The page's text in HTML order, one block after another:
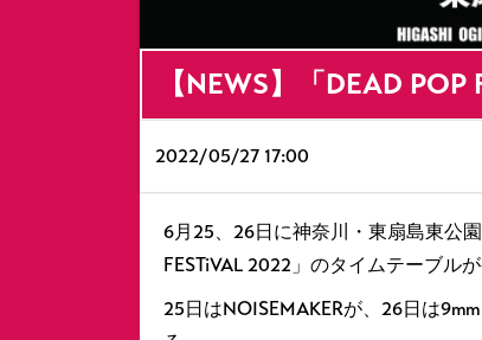
【NEWS】「DEAD
2022/05/27 17:00
6月25、26日に神奈川・東扇島東公
FESTiVAL 2022」のタイムテーブルが
25日はNOISEMAKERが、26日は